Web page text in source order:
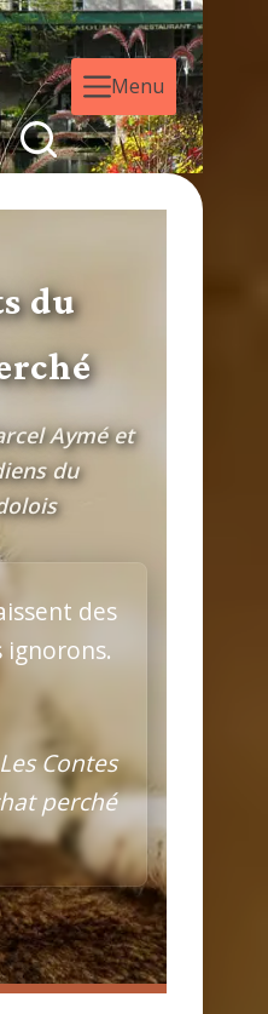
Menu
du
Aymé et
du
des
ignorons.
Les Contes
perché